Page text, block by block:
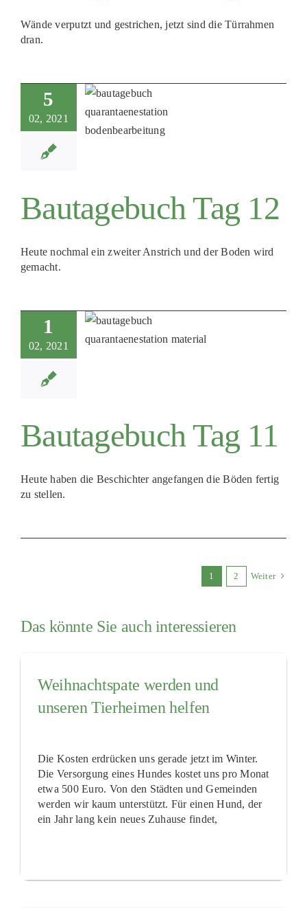
Wände verputzt und gestrichen, jetzt sind die Türrahmen
dran.
5
02, 2021
Bautagebuch Tag 12
Heute nochmal ein zweiter Anstrich und der Boden wird
gemacht.
1
02, 2021
Bautagebuch Tag 11
Heute haben die Beschichter angefangen die Böden fertig
zu stellen.
1 2 Weiter
Das könnte Sie auch interessieren
Weihnachtspate werden und
unseren Tierheimen helfen
Die Kosten erdrücken uns gerade jetzt im Winter.
Die Versorgung eines Hundes kostet uns pro Monat
etwa 500 Euro. Von den Städten und Gemeinden
werden wir kaum unterstützt. Für einen Hund, der
ein Jahr lang kein neues Zuhause findet,